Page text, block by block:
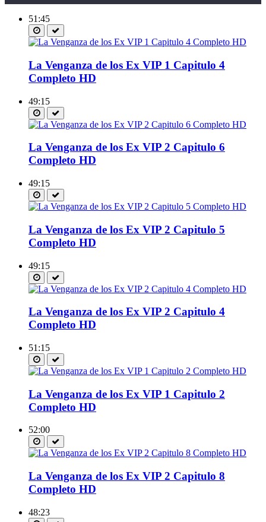
51:45
La Venganza de los Ex VIP 1 Capitulo 4
Completo HD
49:15
La Venganza de los Ex VIP 2 Capitulo 6
Completo HD
49:15
La Venganza de los Ex VIP 2 Capitulo 5
Completo HD
49:15
La Venganza de los Ex VIP 2 Capitulo 4
Completo HD
51:15
La Venganza de los Ex VIP 1 Capitulo 2
Completo HD
52:00
La Venganza de los Ex VIP 2 Capitulo 8
Completo HD
48:23